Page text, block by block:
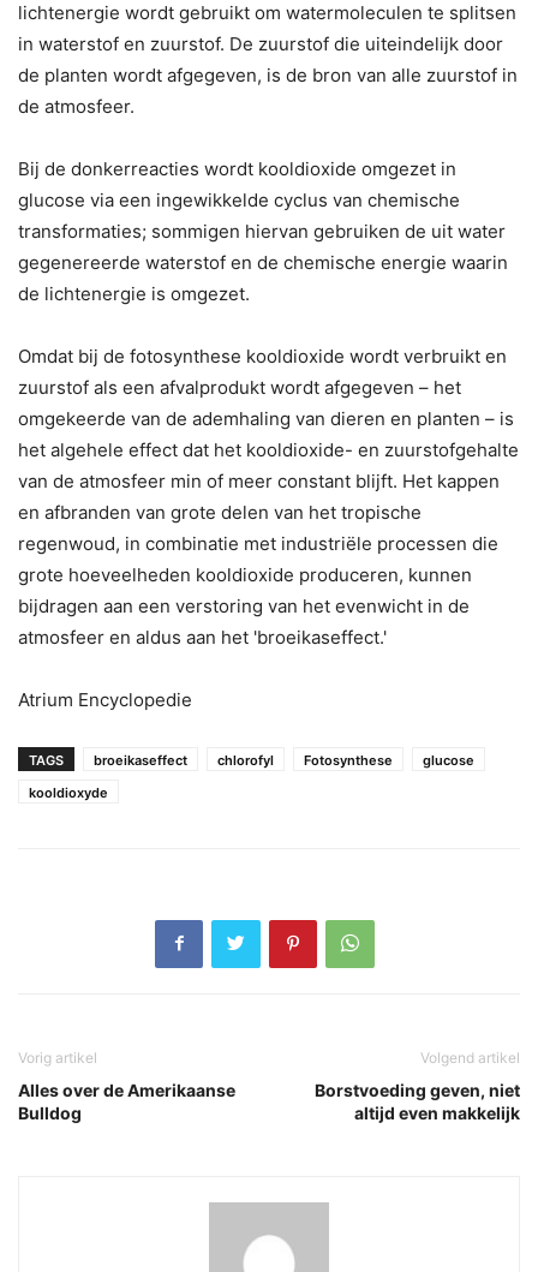
lichtenergie wordt gebruikt om watermoleculen te splitsen
in waterstof en zuurstof. De zuurstof die uiteindelijk door
de planten wordt afgegeven, is de bron van alle zuurstof in
de atmosfeer.
Bij de donkerreacties wordt kooldioxide omgezet in
glucose via een ingewikkelde cyclus van chemische
transformaties; sommigen hiervan gebruiken de uit water
gegenereerde waterstof en de chemische energie waarin
de lichtenergie is omgezet.
Omdat bij de fotosynthese kooldioxide wordt verbruikt en
zuurstof als een afvalprodukt wordt afgegeven – het
omgekeerde van de ademhaling van dieren en planten – is
het algehele effect dat het kooldioxide- en zuurstofgehalte
van de atmosfeer min of meer constant blijft. Het kappen
en afbranden van grote delen van het tropische
regenwoud, in combinatie met industriële processen die
grote hoeveelheden kooldioxide produceren, kunnen
bijdragen aan een verstoring van het evenwicht in de
atmosfeer en aldus aan het 'broeikaseffect.'
Atrium Encyclopedie
TAGS broeikaseffect chlorofyl Fotosynthese
glucose
kooldioxyde
Vorig artikel
Alles over de Amerikaanse
Bulldog
Volgend artikel
Borstvoeding geven, niet
altijd even makkelijk